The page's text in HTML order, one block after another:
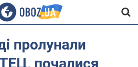
пролунали
почалися